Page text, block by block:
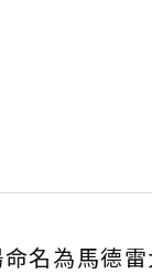
名為馬德